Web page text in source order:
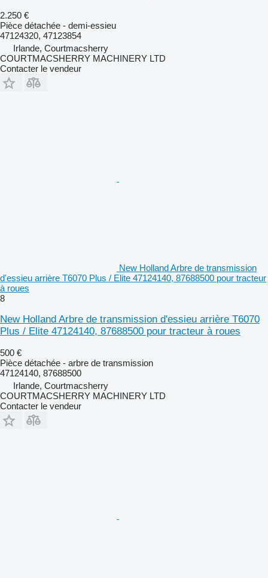
2.250 €
Pièce détachée - demi-essieu
47124320, 47123854
Irlande, Courtmacsherry
COURTMACSHERRY MACHINERY LTD
Contacter le vendeur
New Holland Arbre de transmission
d'essieu arrière T6070 Plus / Elite 47124140, 87688500 pour tracteur
à roues
8
New Holland Arbre de transmission d'essieu arrière T6070
Plus / Elite 47124140, 87688500 pour tracteur à roues
500 €
Pièce détachée - arbre de transmission
47124140, 87688500
Irlande, Courtmacsherry
COURTMACSHERRY MACHINERY LTD
Contacter le vendeur